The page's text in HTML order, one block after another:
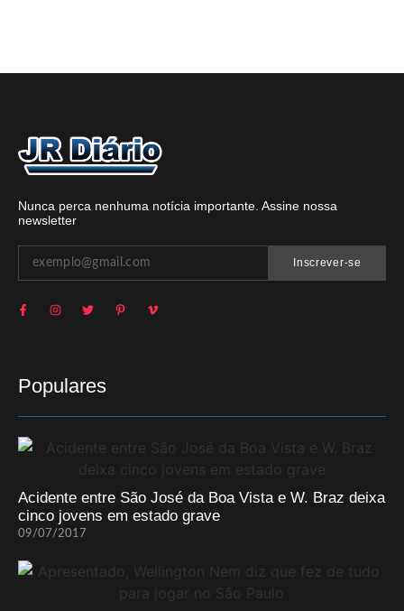
Nunca perca nenhuma notícia importante. Assine nossa
newsletter
Inscrever-se
Populares
Acidente entre São José da Boa Vista e W. Braz deixa
cinco jovens em estado grave
09/07/2017